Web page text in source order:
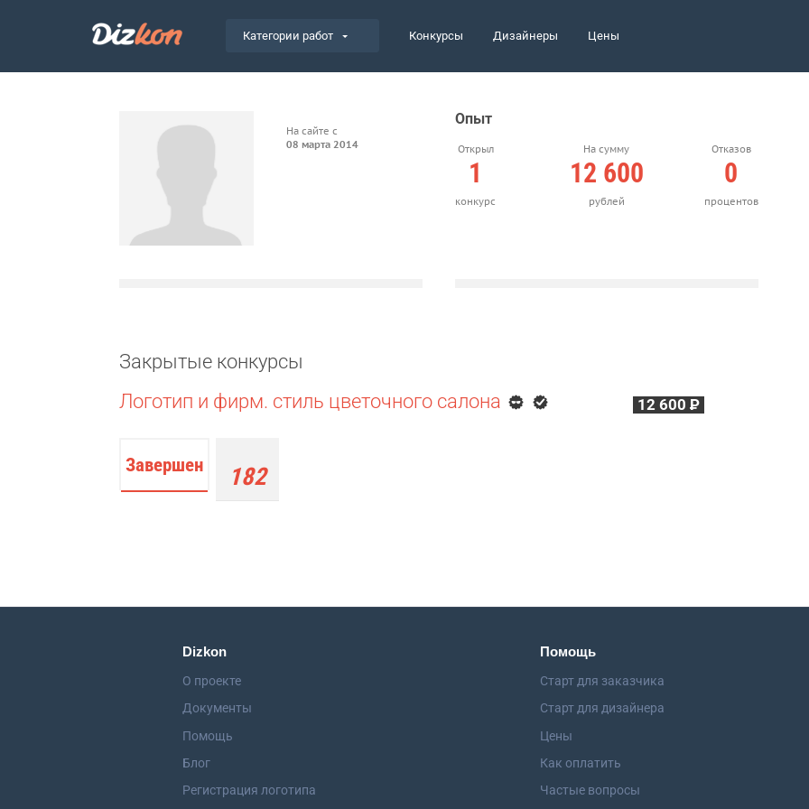
Категории работ Конкурсы Дизайнеры Цены
На сайте с
08 марта 2014
Опыт
Открыл
1
конкурс
На сумму
12 600
рублей
Отказов
0
процентов
Закрытые конкурсы
Логотип и фирм. стиль цветочного салона
Завершен 182
12 600 Р
Dizkon
О проекте
Документы
Помощь
Блог
Регистрация логотипа
Помощь
Старт для заказчика
Старт для дизайнера
Цены
Как оплатить
Частые вопросы